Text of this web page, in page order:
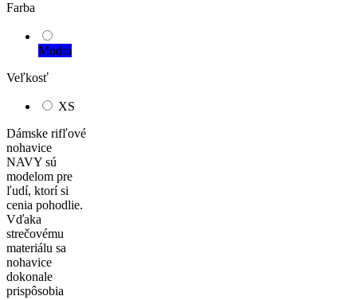
Farba
Modrá
Veľkosť
XS
Dámske rifľové
nohavice
NAVY sú
modelom pre
ľudí, ktorí si
cenia pohodlie.
Vďaka
strečovému
materiálu sa
nohavice
dokonale
prispôsobia